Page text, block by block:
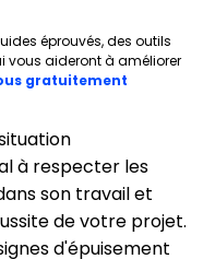
éprouvés, des outils
vous aideront à améliorer
gratuitement
à respecter les
son travail et
de votre projet.
d'épuisement